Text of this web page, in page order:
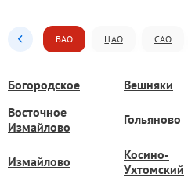
ВАО ЦАО САО
Богородское Вешняки
Восточное
Измайлово
Гольяново
Измайлово
Косино-
Ухтомский